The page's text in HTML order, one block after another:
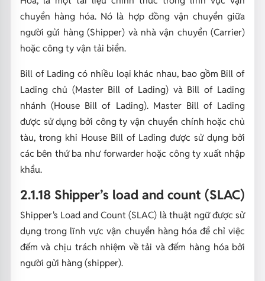
chuyển hàng hóa. Nó là hợp đồng vận chuyển giữa
người gửi hàng (Shipper) và nhà vận chuyển (Carrier)
hoặc công ty vận tải biển.
Bill of Lading có nhiều loại khác nhau, bao gồm Bill of
Lading chủ (Master Bill of Lading) và Bill of Lading
nhánh (House Bill of Lading). Master Bill of Lading
được sử dụng bởi công ty vận chuyển chính hoặc chủ
tàu, trong khi House Bill of Lading được sử dụng bởi
các bên thứ ba như forwarder hoặc công ty xuất nhập
khẩu.
2.1.18 Shipper’s load and count (SLAC)
Shipper's Load and Count (SLAC) là thuật ngữ được sử
dụng trong lĩnh vực vận chuyển hàng hóa để chỉ việc
đếm và chịu trách nhiệm về tải và đếm hàng hóa bởi
người gửi hàng (shipper).